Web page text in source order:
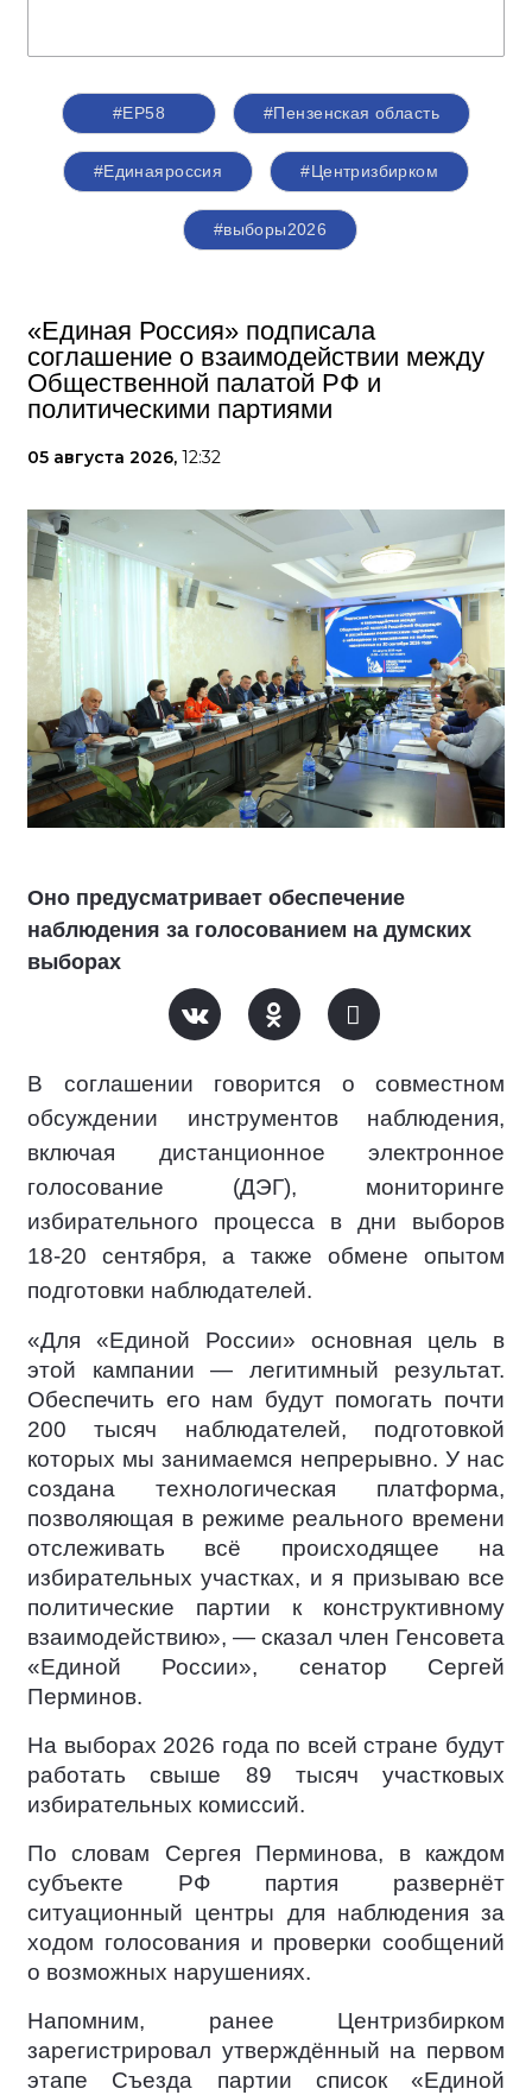
#ЕР58 #Пензенская область
#Единаяроссия #Центризбирком
#выборы2026
«Единая Россия» подписала
соглашение о взаимодействии между
Общественной палатой РФ и
политическими партиями
05 августа 2026, 12:32
Оно предусматривает обеспечение
наблюдения за голосованием на думских
выборах
В соглашении говорится о совместном
обсуждении инструментов наблюдения,
включая дистанционное электронное
голосование (ДЭГ), мониторинге
избирательного процесса в дни выборов
18-20 сентября, а также обмене опытом
подготовки наблюдателей.
«Для «Единой России» основная цель в
этой кампании — легитимный результат.
Обеспечить его нам будут помогать почти
200 тысяч наблюдателей, подготовкой
которых мы занимаемся непрерывно. У нас
создана технологическая платформа,
позволяющая в режиме реального времени
отслеживать всё происходящее на
избирательных участках, и я призываю все
политические партии к конструктивному
взаимодействию», — сказал член Генсовета
«Единой России», сенатор Сергей
Перминов.
На выборах 2026 года по всей стране будут
работать свыше 89 тысяч участковых
избирательных комиссий.
По словам Сергея Перминова, в каждом
субъекте РФ партия развернёт
ситуационный центры для наблюдения за
ходом голосования и проверки сообщений
о возможных нарушениях.
Напомним, ранее Центризбирком
зарегистрировал утверждённый на первом
этапе Съезда партии список «Единой